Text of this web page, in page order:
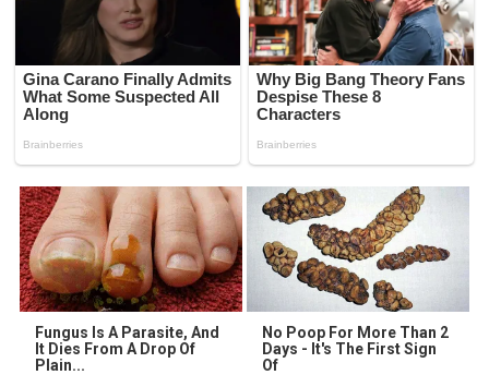
Fungus Is A Parasite, And
It Dies From A Drop Of
Plain...
No Poop For More Than 2
Days - It's The First Sign
Of